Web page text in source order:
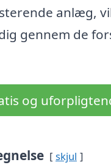
anlæg,
gennem de
og
skjul